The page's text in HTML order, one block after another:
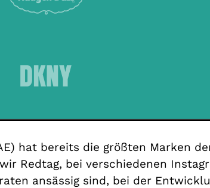
hat bereits die größten Marken
Redtag, bei verschiedenen
ansässig sind, bei der